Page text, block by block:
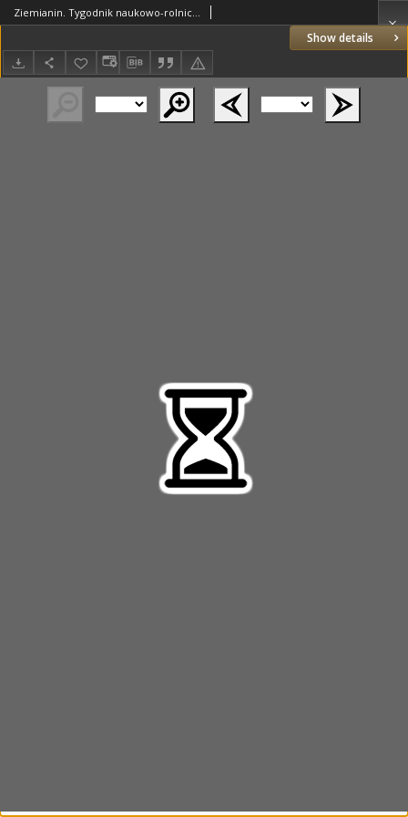
Show details
Ziemianin. Tygodnik naukowo-rolniczy i ekonomiczny; organ Centralnego Towarzystwa Gospodarczego w Wielkim Księstwe Poznańskim 1918.05.26 R.69 Nr21